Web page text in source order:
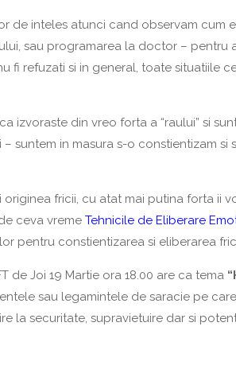
de inteles atunci cand observam cum
sau programarea la doctor – pentru a
fi refuzati si in general, toate situatiile
izvoraste din vreo forta a “raului” si
suntem in masura s-o constientizam si
fricii, cu atat mai putina forta ii
ceva vreme Tehnicile de Eliberare
pentru constientizarea si eliberarea
de Joi 19 Martie ora 18.00 are ca tema
sau legamintele de saracie pe
la securitate, supravietuire dar si